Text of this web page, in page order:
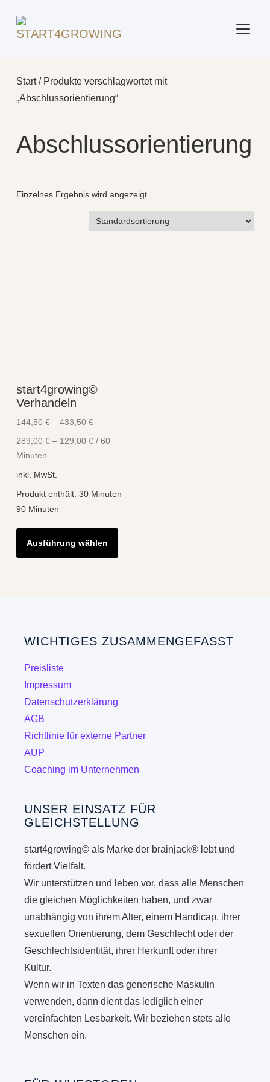
Start/ Produkte verschlagwortet mit
„Abschlussorientierung“
Abschlussorientierung
Einzelnes Ergebnis wird angezeigt
start4growing©
Verhandeln
144,50 €– 433,50 €
289,00 €– 129,00 €/ 60
Minuten
inkl. MwSt.
Produkt enthält: 30 Minuten –
90 Minuten
Ausführung wählen
Dieses
weist
Optionen
gewählt
WICHTIGES ZUSAMMENGEFASST
Preisliste
Impressum
Datenschutzerklärung
AGB
Richtlinie für externe Partner
AUP
Coaching im Unternehmen
UNSER EINSATZ FÜR
GLEICHSTELLUNG
start4growing© als Marke der brainjack® lebt und
fördert Vielfalt.
Wir unterstützen und leben vor, dass alle Menschen
die gleichen Möglichkeiten haben, und zwar
unabhängig von ihrem Alter, einem Handicap, ihrer
sexuellen Orientierung, dem Geschlecht oder der
Geschlechtsidentität, ihrer Herkunft oder ihrer
Kultur.
Wenn wir in Texten das generische Maskulin
verwenden, dann dient das lediglich einer
vereinfachten Lesbarkeit. Wir beziehen stets alle
Menschen ein.